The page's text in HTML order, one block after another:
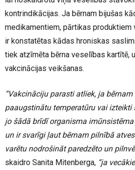
kontrindikācijas. Ja bērnam bijušas
medikamentiem, pārtikas produktiem
ir konstatētas kādas hroniskas
tiek atzīmēta bērna veselības kartītē,
vakcinācijas veikšanas.
“Vakcināciju parasti atliek, ja
paaugstinātu temperatūru vai
jo šādā brīdī organisma
un ir svarīgi ļaut bērnam pilnībā
varētu nodrošināt paredzēto un
skaidro Sanita Mitenberga, “ja